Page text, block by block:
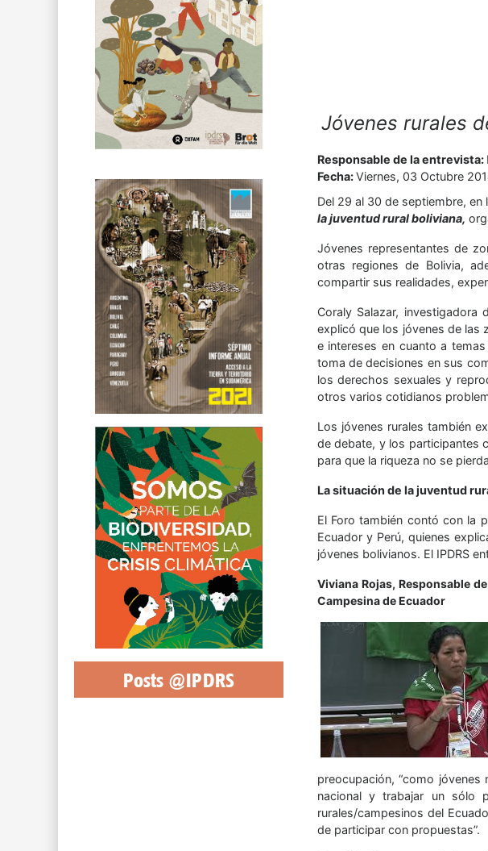
Posts @IPDRS
Jóvenes rurales
Responsable de la entrevista:
Fecha:Viernes, 03 Octubre
Del 29 al 30 de septiembre,
la juventud rural boliviana,
Jóvenes representantes de
otras regiones de Bolivia,
compartir sus realidades,
Coraly Salazar,
explicó que los jóvenes de las
e intereses en cuanto a
toma de decisiones en sus
los derechos sexuales y
otros varios cotidianos
Los jóvenes rurales también
de debate, y los participantes
para que la riqueza no se
La situación de la juventud
El Foro también contó con la
Ecuador y Perú, quienes
jóvenes bolivianos. El IPDRS
Viviana Rojas, Responsable
Campesina de Ecuador
preocupación, “como
nacional y trabajar un sólo
rurales/campesinos del
de participar con propuestas”.